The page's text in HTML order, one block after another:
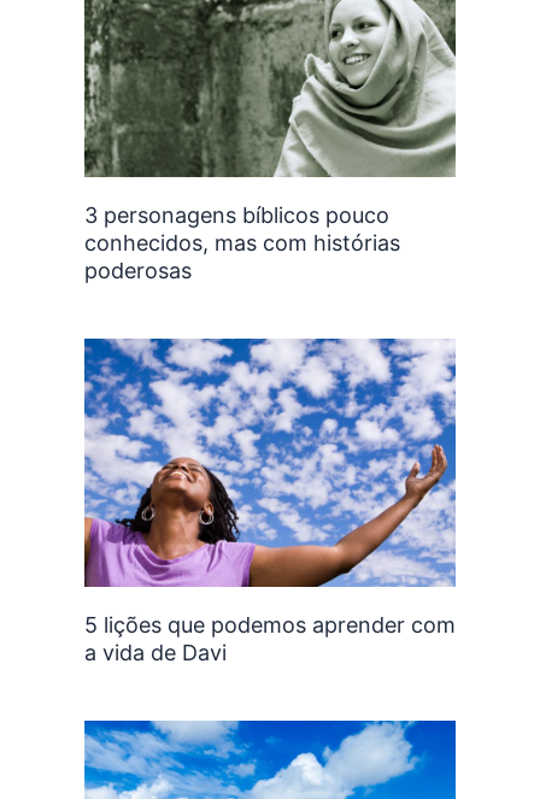
3 personagens bíblicos pouco
conhecidos, mas com histórias
poderosas
5 lições que podemos aprender com
a vida de Davi